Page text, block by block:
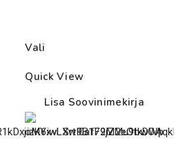
Vali
Quick View
Lisa Soovinimekirja